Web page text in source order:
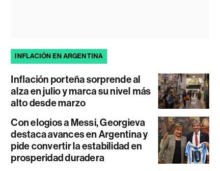
INFLACIÓN EN ARGENTINA
Inflación porteña sorprende al
alza en julio y marca su nivel más
alto desde marzo
Con elogios a Messi, Georgieva
destaca avances en Argentina y
pide convertir la estabilidad en
prosperidad duradera